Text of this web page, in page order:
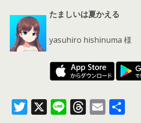
たましいは夏かえる
yasuhiro hishinuma 様
T X Li T E